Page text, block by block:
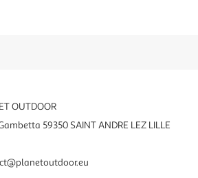
OUTDOOR
59350 SAINT ANDRE LEZ LILLE